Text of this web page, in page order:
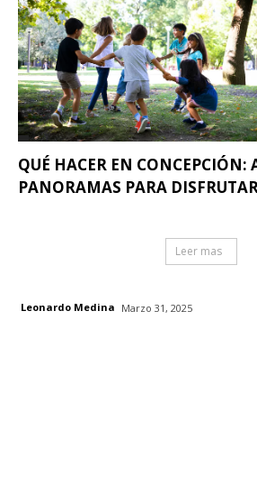
QUÉ HACER EN CONCEPCIÓN:
PANORAMAS PARA
Leer mas
Leonardo Medina Marzo 31, 2025